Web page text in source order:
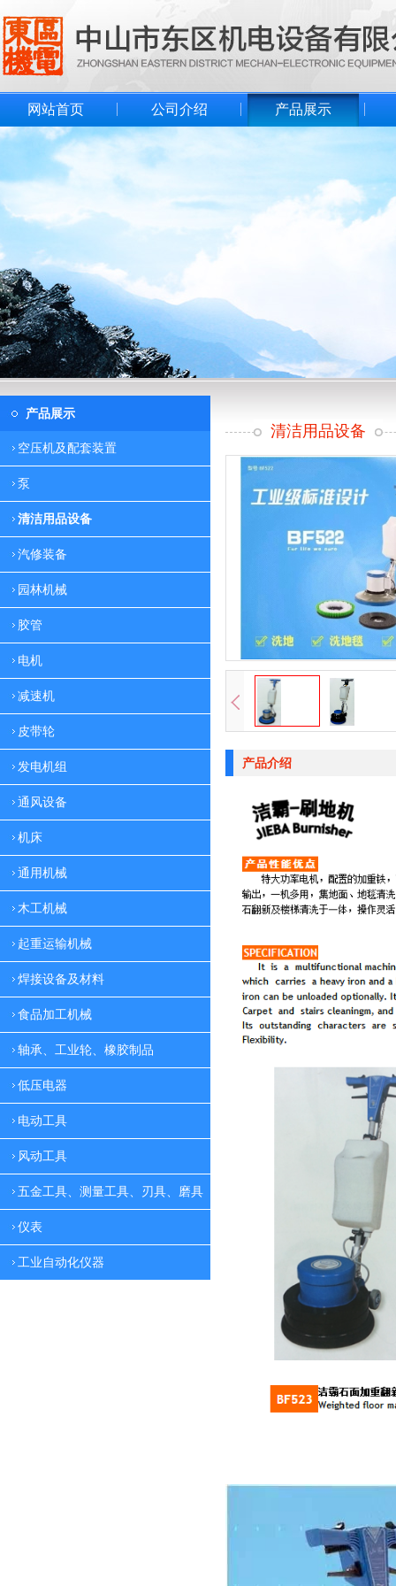
网站首页 公司介绍 产品展示
产品展示
空压机及配套装置
泵
清洁用品设备
汽修装备
园林机械
胶管
电机
减速机
皮带轮
发电机组
通风设备
机床
通用机械
木工机械
起重运输机械
焊接设备及材料
食品加工机械
轴承、工业轮、橡胶制品
低压电器
电动工具
风动工具
五金工具、测量工具、刃具、磨具
仪表
工业自动化仪器
清洁用品设备
产品介绍